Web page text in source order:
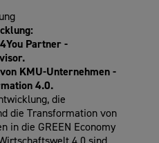
Partner -
KMU-Unternehmen -
4.0.
die
die Transformation von
in die GREEN Economy